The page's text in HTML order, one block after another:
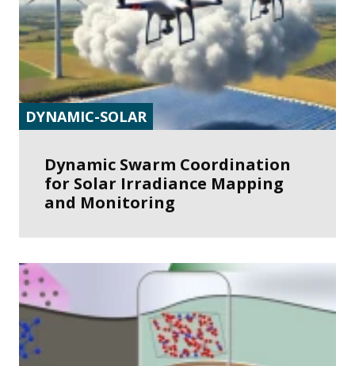
DYNAMIC-SOLAR
Dynamic Swarm Coordination
for Solar Irradiance Mapping
and Monitoring